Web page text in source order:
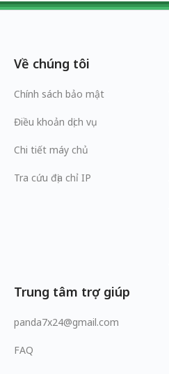
Về chúng tôi
Chính sách bảo mật
Điều khoản dịch vụ
Chi tiết máy chủ
Tra cứu địa chỉ IP
Trung tâm trợ giúp
panda7x24@gmail.com
FAQ